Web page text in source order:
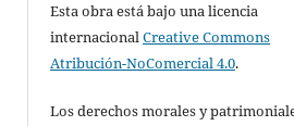
Esta obra está bajo una licencia
internacionalCreative Commons
Atribución-NoComercial 4.0.
Los derechos morales y